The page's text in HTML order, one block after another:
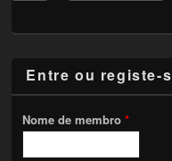
Entre ou registe-
Nome de membro*